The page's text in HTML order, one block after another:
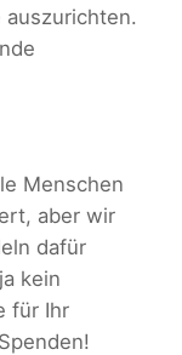
Menschen
aber wir
dafür
kein
für Ihr